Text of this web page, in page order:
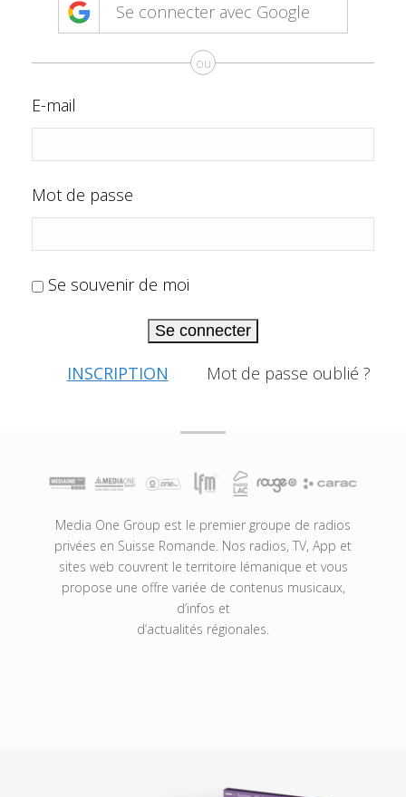
Se connecter avec Google
ou
E-mail
Mot de passe
Se souvenir de moi
Se connecter
INSCRIPTION Mot de passe oublié ?
Media One Group est le premier groupe de radios
privées en Suisse Romande. Nos radios, TV, App et
sites web couvrent le territoire lémanique et vous
propose une offre variée de contenus musicaux,
d’infos et
d’actualités régionales.